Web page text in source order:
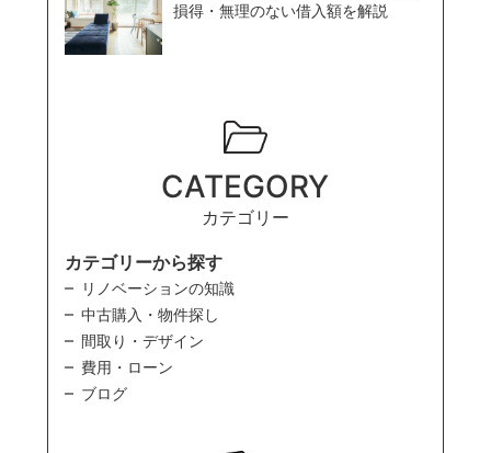
損得・無理のない借入額を解説
CATEGORY
カテゴリー
カテゴリーから探す
リノベーションの知識
中古購入・物件探し
間取り・デザイン
費用・ローン
ブログ